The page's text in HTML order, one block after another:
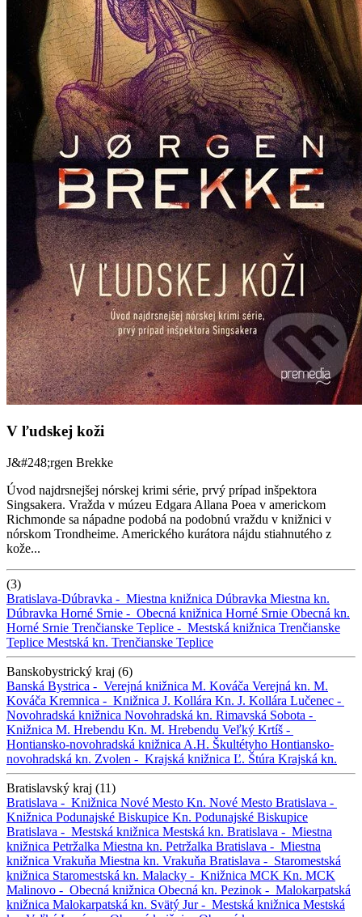
V ľudskej koži
J&#248;rgen Brekke
Úvod najdrsnejšej nórskej krimi série, prvý prípad inšpektora
Singsakera. Vražda v múzeu Edgara Allana Poea v americkom
Richmonde sa nápadne podobá na podobnú vraždu v knižnici v
nórskom Trondheime. Amerického kurátora nájdu stiahnutého z
kože...
(3)
Bratislava-Dúbravka - Miestna knižnica Dúbravka Miestna kn.
Dúbravka Horné Srnie - Obecná knižnica Horné Srnie Obecná kn.
Horné Srnie Trenčianske Teplice - Mestská knižnica Trenčianske
Teplice Mestská kn. Trenčianske Teplice
Banskobystrický kraj (6)
Banská Bystrica - Verejná knižnica M. Kováča Verejná kn. M.
Kováča Kremnica - Knižnica J. Kollára Kn. J. Kollára Lučenec -
Novohradská knižnica Novohradská kn. Rimavská Sobota -
Knižnica M. Hrebendu Kn. M. Hrebendu Veľký Krtíš -
Hontiansko-novohradská knižnica A.H. Škultétyho Hontiansko-
novohradská kn. Zvolen - Krajská knižnica Ľ. Štúra Krajská kn.
Bratislavský kraj (11)
Bratislava - Knižnica Nové Mesto Kn. Nové Mesto Bratislava -
Knižnica Podunajské Biskupice Kn. Podunajské Biskupice
Bratislava - Mestská knižnica Mestská kn. Bratislava - Miestna
knižnica Petržalka Miestna kn. Petržalka Bratislava - Miestna
knižnica Vrakuňa Miestna kn. Vrakuňa Bratislava - Staromestská
knižnica Staromestská kn. Malacky - Knižnica MCK Kn. MCK
Malinovo - Obecná knižnica Obecná kn. Pezinok - Malokarpatská
knižnica Malokarpatská kn. Svätý Jur - Mestská knižnica Mestská